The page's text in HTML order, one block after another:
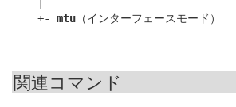
    +-
mtu
関連コマンド